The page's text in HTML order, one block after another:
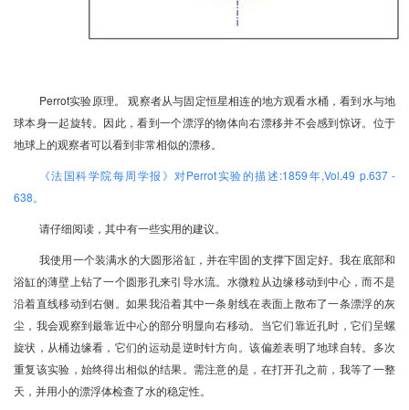
Perrot实验原理。 观察者从与固定恒星相连的地方观看水桶，看到水与地
球本身一起旋转。因此，看到一个漂浮的物体向右漂移并不会感到惊讶。位于
地球上的观察者可以看到非常相似的漂移。
《法国科学院每周学报》对Perrot实验的描述:1859年,Vol.49 p.637 -
638。
请仔细阅读，其中有一些实用的建议。
我使用一个装满水的大圆形浴缸，并在牢固的支撑下固定好。我在底部和
浴缸的薄壁上钻了一个圆形孔来引导水流。水微粒从边缘移动到中心，而不是
沿着直线移动到右侧。如果我沿着其中一条射线在表面上散布了一条漂浮的灰
尘，我会观察到最靠近中心的部分明显向右移动。当它们靠近孔时，它们呈螺
旋状，从桶边缘看，它们的运动是逆时针方向。该偏差表明了地球自转。多次
重复该实验，始终得出相似的结果。需注意的是，在打开孔之前，我等了一整
天，并用小的漂浮体检查了水的稳定性。